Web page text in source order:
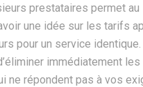
prestataires permet au
une idée sur les tarifs
pour un service identique.
immédiatement les
ne répondent pas à vos